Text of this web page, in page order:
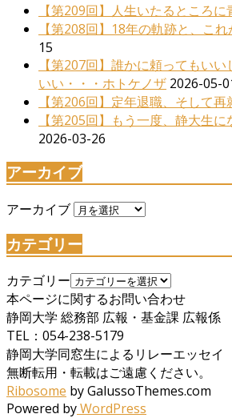
【第209回】人生いたるところに
【第208回】18年の軌跡と、こ
15
【第207回】誰かに頼ってもい
いい・・・ホトケノザ 2026-05-
【第206回】定年退職、そして再
【第205回】もう一度、静大生
2026-03-26
アーカイブ
アーカイブ
カテゴリー
カテゴリー
本ページに関するお問い合わせ
静岡大学 総務部 広報・基金課 広報係
TEL：054-238-5179
静岡大学同窓生によるリレーエッセイ
無断転用・転載はご遠慮ください。
Ribosome by GalussoThemes.com
Powered byWordPress